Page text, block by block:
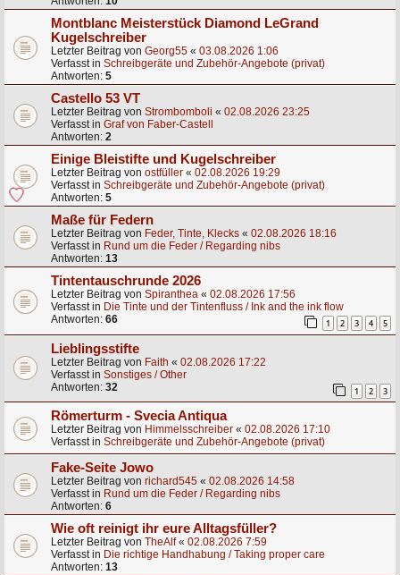
Montblanc Meisterstück Diamond LeGrand
Kugelschreiber
Letzter Beitrag von Georg55 « 03.08.2026 1:06
Verfasst in Schreibgeräte und Zubehör-Angebote (privat)
Antworten: 5
Castello 53 VT
Letzter Beitrag von Strombomboli « 02.08.2026 23:25
Verfasst in Graf von Faber-Castell
Antworten: 2
Einige Bleistifte und Kugelschreiber
Letzter Beitrag von ostfüller « 02.08.2026 19:29
Verfasst in Schreibgeräte und Zubehör-Angebote (privat)
Antworten: 5
Maße für Federn
Letzter Beitrag von Feder, Tinte, Klecks « 02.08.2026 18:16
Verfasst in Rund um die Feder / Regarding nibs
Antworten: 13
Tintentauschrunde 2026
Letzter Beitrag von Spiranthea « 02.08.2026 17:56
Verfasst in Die Tinte und der Tintenfluss / Ink and the ink flow
Antworten: 66 1 2 3 4 5
Lieblingsstifte
Letzter Beitrag von Faith « 02.08.2026 17:22
Verfasst in Sonstiges / Other
Antworten: 32 1 2 3
Römerturm - Svecia Antiqua
Letzter Beitrag von Himmelsschreiber « 02.08.2026 17:10
Verfasst in Schreibgeräte und Zubehör-Angebote (privat)
Fake-Seite Jowo
Letzter Beitrag von richard545 « 02.08.2026 14:58
Verfasst in Rund um die Feder / Regarding nibs
Antworten: 6
Wie oft reinigt ihr eure Alltagsfüller?
Letzter Beitrag von TheAlf« 02.08.2026 7:59
Verfasst in Die richtige Handhabung / Taking proper care
Antworten: 13